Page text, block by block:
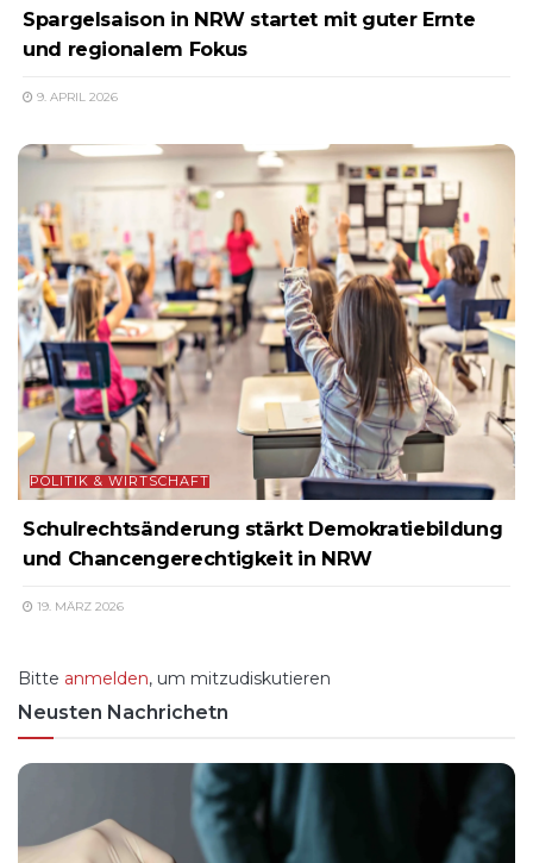
Spargelsaison in NRW startet mit guter Ernte
und regionalem Fokus
9. APRIL 2026
POLITIK & WIRTSCHAFT
Schulrechtsänderung stärkt Demokratiebildung
und Chancengerechtigkeit in NRW
19. MÄRZ 2026
Bitte anmelden, um mitzudiskutieren
Neusten Nachrichetn